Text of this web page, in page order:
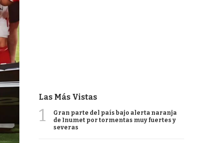
Las Más Vistas
1
Gran parte del país bajo alerta naranja
de Inumet por tormentas muy fuertes y
severas